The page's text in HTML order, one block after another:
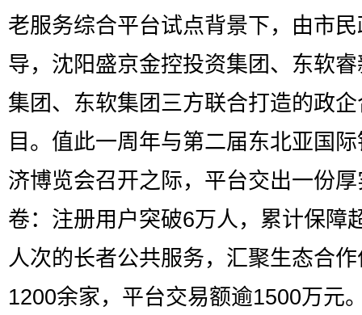
老服务综合平台试点背景下，由市
导，沈阳盛京金控投资集团、东软
集团、东软集团三方联合打造的政
目。值此一周年与第二届东北亚国
济博览会召开之际，平台交出一份
卷：注册用户突破6万人，累计保障
人次的长者公共服务，汇聚生态合
1200余家，平台交易额逾1500万元